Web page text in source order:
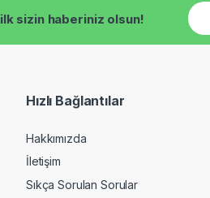
ilk sizin haberiniz olsun!
E
m
a
Hızlı Bağlantılar
Hakkımızda
İletişim
Sıkça Sorulan Sorular